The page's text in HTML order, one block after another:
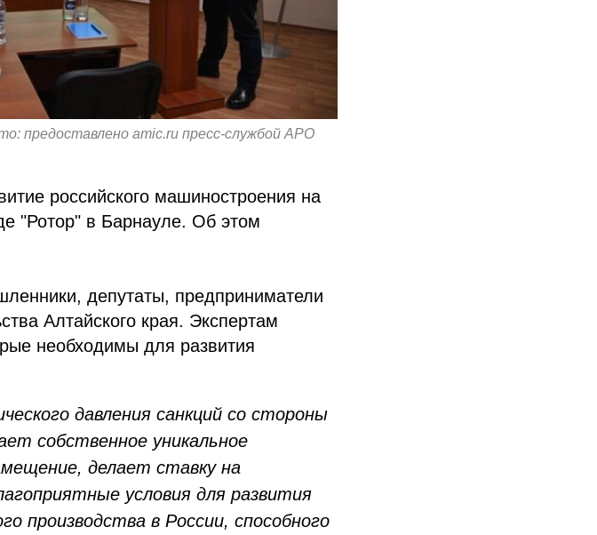
предоставлено amic.ru пресс-службой АРО
российского машиностроения на
"Ротор" в Барнауле. Об этом
депутаты, предприниматели
Алтайского края. Экспертам
необходимы для развития
давления санкций со стороны
собственное уникальное
делает ставку на
условия для развития
производства в России, способного